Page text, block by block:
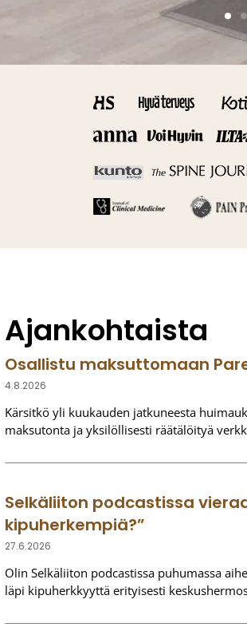
Ajankohtaista
Osallistu maksuttomaan
4.8.2026
Kärsitkö yli kuukauden jatkuneesta
maksutonta ja yksilöllisesti räätälöityä
Selkäliiton podcastissa
kipuherkempiä?”
27.6.2026
Olin Selkäliiton podcastissa puhumassa
läpi kipuherkkyyttä erityisesti